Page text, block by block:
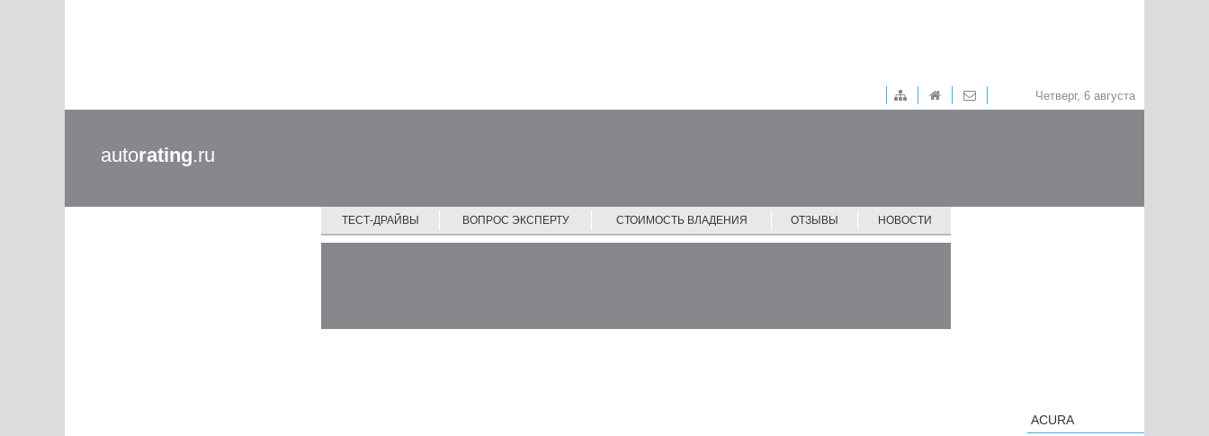
Четверг, 6 августа
autorating.ru
ТЕСТ-ДРАЙВЫ ВОПРОС ЭКСПЕРТУ СТОИМОСТЬ ВЛАДЕНИЯ ОТЗЫВЫ НОВОСТИ
ACURA